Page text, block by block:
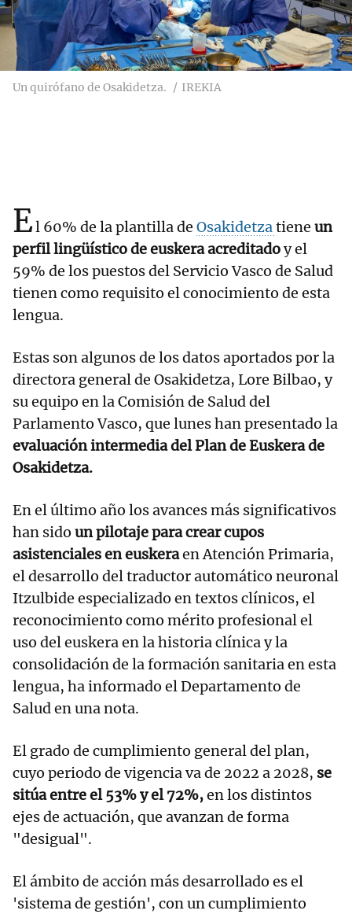
Un quirófano de Osakidetza. IREKIA
El 60% de la plantilla de Osakidetzatiene un
perfil lingüístico de euskera acreditadoy el
59% de los puestos del Servicio Vasco de Salud
tienen como requisito el conocimiento de esta
lengua.
Estas son algunos de los datos aportados por la
directora general de Osakidetza, Lore Bilbao, y
su equipo en la Comisión de Salud del
Parlamento Vasco, que lunes han presentado la
evaluación intermedia del Plan de Euskera de
Osakidetza.
En el último año los avances más significativos
han sido un pilotaje para crear cupos
asistenciales en euskeraen Atención Primaria,
el desarrollo del traductor automático neuronal
Itzulbide especializado en textos clínicos, el
reconocimiento como mérito profesional el
uso del euskera en la historia clínica y la
consolidación de la formación sanitaria en esta
lengua, ha informado el Departamento de
Salud en una nota.
El grado de cumplimiento general del plan,
cuyo periodo de vigencia va de 2022 a 2028, se
sitúa entre el 53% y el 72%,en los distintos
ejes de actuación, que avanzan de forma
"desigual".
El ámbito de acción más desarrollado es el
'sistema de gestión', con un cumplimiento